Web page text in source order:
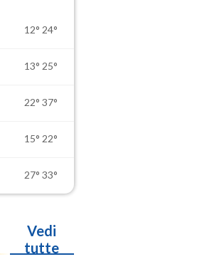
12° 24°
13° 25°
22° 37°
15° 22°
27° 33°
Vedi
tutte